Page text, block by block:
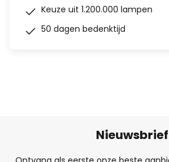
Keuze uit 1.200.000 lampen
50 dagen bedenktijd
Nieuwsbrief